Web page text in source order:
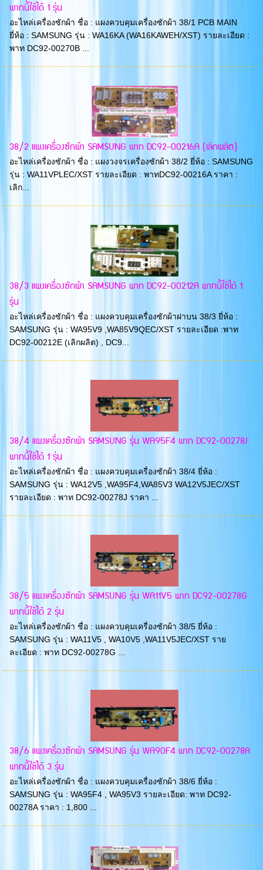
พาทนี้ใช้ได้ 1 รุ่น
อะไหล่เครื่องซักผ้า ชื่อ : แผงควบคุมเครื่องซักผ้า 38/1 PCB MAIN
ยี่ห้อ : SAMSUNG รุ่น : WA16KA (WA16KAWEH/XST) รายละเอียด :
พาท DC92-00270B ...
38/2 แผงเครื่องซักผ้า SAMSUNG พาท DC92-00216A (เลิกผลิต)
อะไหล่เครื่องซักผ้า ชื่อ : แผงวงจรเครื่องซักผ้า 38/2 ยี่ห้อ : SAMSUNG
รุ่น : WA11VPLEC/XST รายละเอียด : พาทDC92-00216A ราคา :
เลิก...
38/3 แผงเครื่องซักผ้า SAMSUNG พาท DC92-00212A พาทนี้ใช้ได้ 1
รุ่น
อะไหล่เครื่องซักผ้า ชื่อ : แผงควบคุมเครื่องซักผ้าฝาบน 38/3 ยี่ห้อ :
SAMSUNG รุ่น : WA95V9 ,WA85V9QEC/XST รายละเอียด :พาท
DC92-00212E (เลิกผลิต) , DC9...
38/4 แผงเครื่องซักผ้า SAMSUNG รุ่น WA95F4 พาท DC92-00278J
พาทนี้ใช้ได้ 1 รุ่น
อะไหล่เครื่องซักผ้า ชื่อ : แผงควบคุมเครื่องซักผ้า 38/4 ยี่ห้อ :
SAMSUNG รุ่น : WA12V5 ,WA95F4,WA85V3 WA12V5JEC/XST
รายละเอียด : พาท DC92-00278J ราคา ...
38/5 แผงเครื่องซักผ้า SAMSUNG รุ่น WA11V5 พาท DC92-00278G
พาทนี้ใช้ได้ 2 รุ่น
อะไหล่เครื่องซักผ้า ชื่อ : แผงควบคุมเครื่องซักผ้า 38/5 ยี่ห้อ :
SAMSUNG รุ่น : WA11V5 , WA10V5 ,WA11V5JEC/XST ราย
ละเอียด : พาท DC92-00278G ...
38/6 แผงเครื่องซักผ้า SAMSUNG รุ่น WA90F4 พาท DC92-00278A
พาทนี้ใช้ได้ 3 รุ่น
อะไหล่เครื่องซักผ้า ชื่อ : แผงควบคุมเครื่องซักผ้า 38/6 ยี่ห้อ :
SAMSUNG รุ่น : WA95F4 , WA95V3 รายละเอียด: พาท DC92-
00278A ราคา : 1,800 ...